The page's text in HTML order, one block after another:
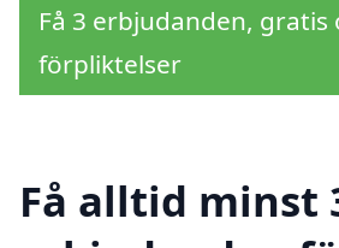
Få 3 erbjudanden, gratis
förpliktelser
Få alltid minst